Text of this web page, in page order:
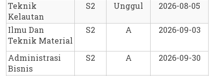
Teknik
Kelautan
S2 Unggul 2026-08-05
Ilmu Dan
Teknik Material
S2 A 2026-09-03
Administrasi
Bisnis
S2 A 2026-09-30